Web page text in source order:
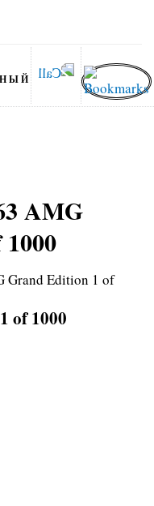
AMG
of 1000